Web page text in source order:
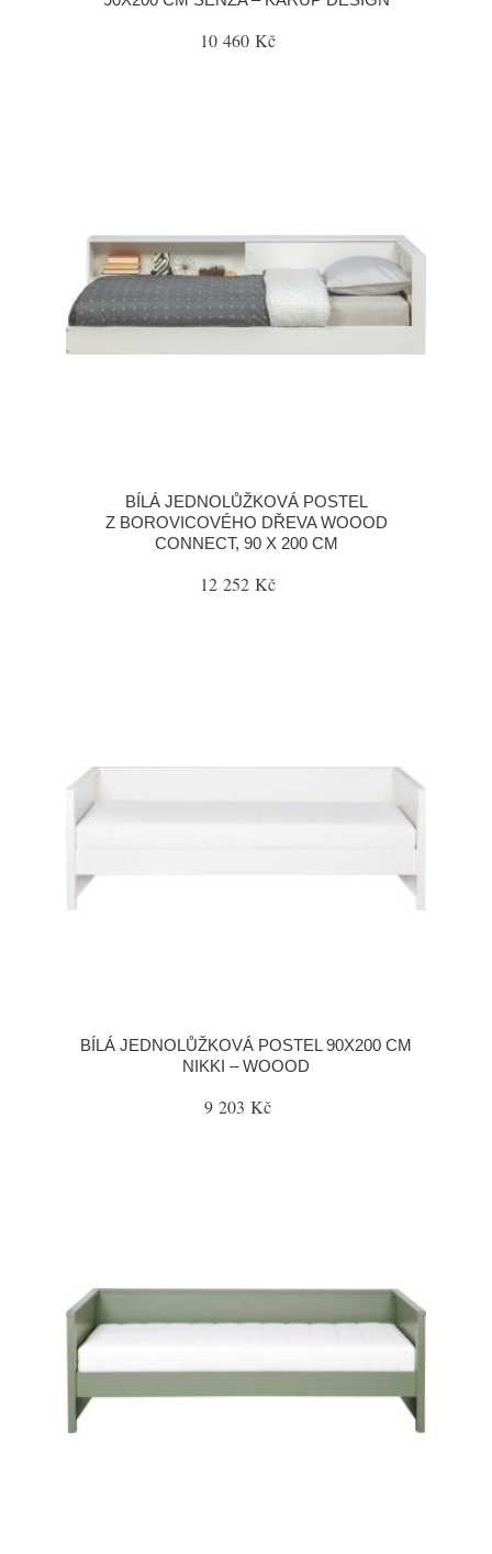
10 460 Kč
BÍLÁ JEDNOLŮŽKOVÁ POSTEL
Z BOROVICOVÉHO DŘEVA WOOOD
CONNECT, 90 X 200 CM
12 252 Kč
BÍLÁ JEDNOLŮŽKOVÁ POSTEL 90X200 CM
NIKKI – WOOOD
9 203 Kč